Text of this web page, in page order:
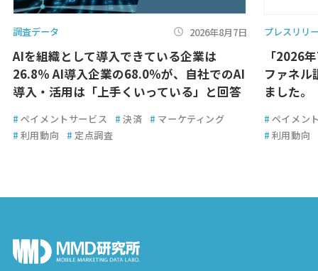
調査データ 2026年8月7日
AIを組織として導入できている企業は
26.8％ AI導入企業の68.0％が、自社でのAI
導入・活用は「上手くいっている」と回答
# ペイメントサービス # 決済 # マーケティング
# 利用動向 # 定点調査
プレスリリ
「2026
ファネル
ました。
# ペイメン
# 利用動向